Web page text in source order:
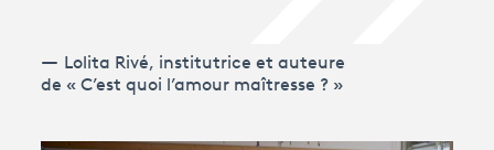
Lolita Rivé, institutrice et auteure
de « C’est quoi l’amour maîtresse ? »